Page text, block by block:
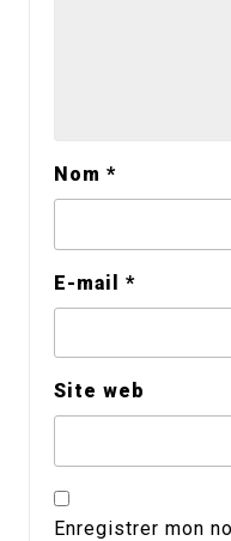
Nom *
E-mail *
Site web
Enregistrer mon